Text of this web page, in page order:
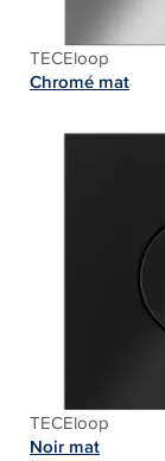
TECEloop
Chromé mat
TECEloop
Noir mat